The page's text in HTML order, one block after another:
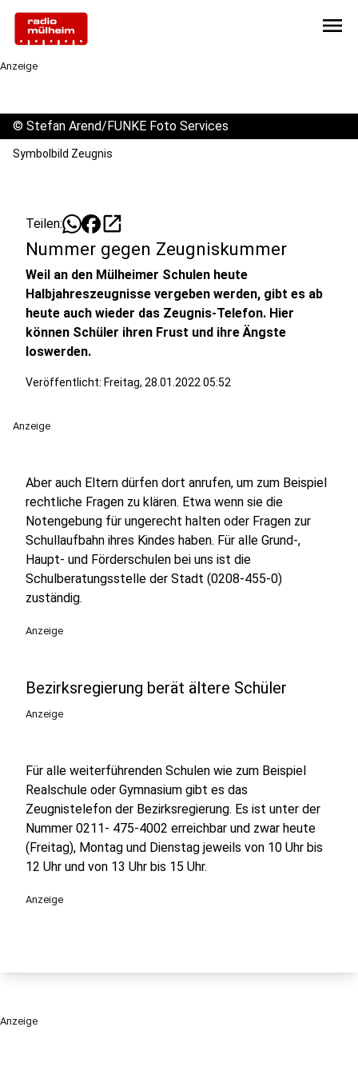
menu
Anzeige
© Stefan Arend/FUNKE Foto Services
Symbolbild Zeugnis
Teilen: open_in_new
Nummer gegen Zeugniskummer
Weil an den Mülheimer Schulen heute
Halbjahreszeugnisse vergeben werden, gibt es ab
heute auch wieder das Zeugnis-Telefon. Hier
können Schüler ihren Frust und ihre Ängste
loswerden.
Veröffentlicht: Freitag, 28.01.2022 05:52
Anzeige
Aber auch Eltern dürfen dort anrufen, um zum Beispiel
rechtliche Fragen zu klären. Etwa wenn sie die
Notengebung für ungerecht halten oder Fragen zur
Schullaufbahn ihres Kindes haben. Für alle Grund-,
Haupt- und Förderschulen bei uns ist die
Schulberatungsstelle der Stadt (0208-455-0)
zuständig.
Anzeige
Bezirksregierung berät ältere Schüler
Anzeige
Für alle weiterführenden Schulen wie zum Beispiel
Realschule oder Gymnasium gibt es das
Zeugnistelefon der Bezirksregierung. Es ist unter der
Nummer 0211- 475-4002 erreichbar und zwar heute
(Freitag), Montag und Dienstag jeweils von 10 Uhr bis
12 Uhr und von 13 Uhr bis 15 Uhr.
Anzeige
Anzeige